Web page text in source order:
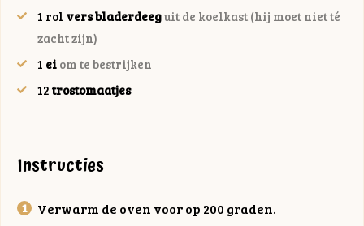
1 rol vers bladerdeeguit de koelkast (hij moet niet té
zacht zijn)
1 ei om te bestrijken
12 trostomaatjes
Instructies
Verwarm de oven voor op 200 graden.